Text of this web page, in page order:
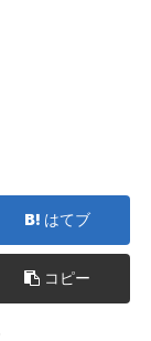
はてブ
コピー